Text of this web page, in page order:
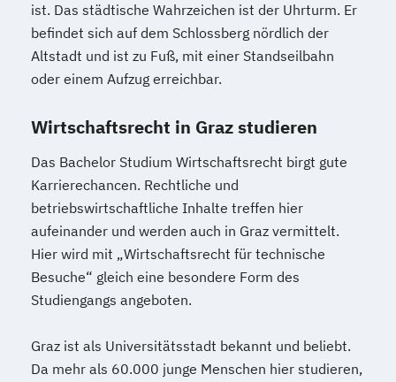
ist. Das städtische Wahrzeichen ist der Uhrturm. Er
befindet sich auf dem Schlossberg nördlich der
Altstadt und ist zu Fuß, mit einer Standseilbahn
oder einem Aufzug erreichbar.
Wirtschaftsrecht in Graz studieren
Das Bachelor Studium Wirtschaftsrecht birgt gute
Karrierechancen. Rechtliche und
betriebswirtschaftliche Inhalte treffen hier
aufeinander und werden auch in Graz vermittelt.
Hier wird mit „Wirtschaftsrecht für technische
Besuche“ gleich eine besondere Form des
Studiengangs angeboten.
Graz ist als Universitätsstadt bekannt und beliebt.
Da mehr als 60.000 junge Menschen hier studieren,